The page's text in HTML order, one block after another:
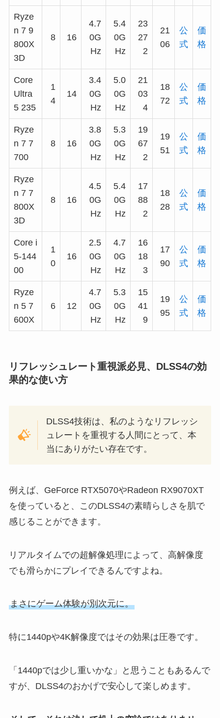
Ryze
n 7 9
800X
3D
8 16
4.7
0G
Hz
5.4
0G
Hz
23
27
2
21
06
公
式
価
格
Core
Ultra
5 235
1
4
14
3.4
0G
Hz
5.0
0G
Hz
21
03
4
18
72
公
式
価
格
Ryze
n 7 7
700
8 16
3.8
0G
Hz
5.3
0G
Hz
19
67
2
19
51
公
式
価
格
Ryze
n 7 7
800X
3D
8 16
4.5
0G
Hz
5.4
0G
Hz
17
88
2
18
28
公
式
価
格
Core i
5-144
00
1
0
16
2.5
0G
Hz
4.7
0G
Hz
16
18
3
17
90
公
式
価
格
Ryze
n 5 7
600X
6 12
4.7
0G
Hz
5.3
0G
Hz
15
41
9
19
95
公
式
価
格
リフレッシュレート重視派必見、DLSS4の効
果的な使い方
DLSS4技術は、私のようなリフレッシ
ュレートを重視する人間にとって、本
当にありがたい存在です。
例えば、GeForce RTX5070やRadeon RX9070XT
を使っていると、このDLSS4の素晴らしさを肌で
感じることができます。
リアルタイムでの超解像処理によって、高解像度
でも滑らかにプレイできるんですよね。
まさにゲーム体験が別次元に。
特に1440pや4K解像度ではその効果は圧巻です。
「1440pでは少し重いかな」と思うこともあるんで
すが、DLSS4のおかげで安心して楽しめます。